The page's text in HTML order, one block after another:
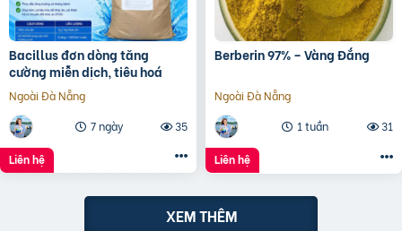
Bacillus đơn dòng tăng
cường miễn dịch, tiêu hoá
Ngoài Đà Nẵng
7 ngày
35
Liên hệ
Berberin 97% – Vàng Đắng
Ngoài Đà Nẵng
1 tuần
31
Liên hệ
XEM THÊM